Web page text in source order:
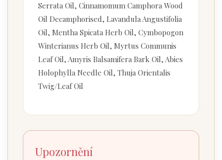
Serrata Oil, Cinnamomum Camphora Wood
Oil Decamphorised, Lavandula Angustifolia
Oil, Mentha Spicata Herb Oil, Cymbopogon
Winterianus Herb Oil, Myrtus Communis
Leaf Oil, Amyris Balsamifera Bark Oil, Abies
Holophylla Needle Oil, Thuja Orientalis
Twig/Leaf Oil
Upozornění